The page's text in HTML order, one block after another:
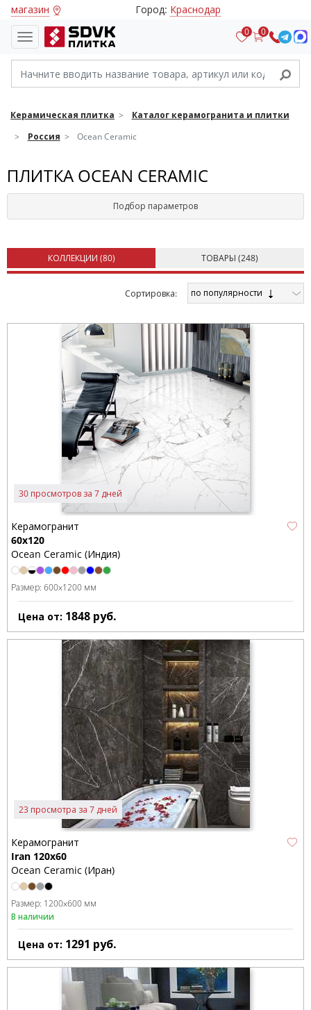
магазин Город: Краснодар
0 0
Керамическая плитка
Каталог керамогранита и плитки
Россия
Ocean Ceramic
ПЛИТКА OCEAN CERAMIC
Подбор параметров
КОЛЛЕКЦИИ (80) ТОВАРЫ (248)
Cортировка: по популярности
30 просмотров за 7 дней
Керамогранит
60x120
Ocean Ceramic (Индия)
Размер: 600x1200 мм
Цена от: 1848 руб.
23 просмотра за 7 дней
Керамогранит
Iran 120x60
Ocean Ceramic (Иран)
Размер: 1200x600 мм
В наличии
Цена от: 1291 руб.